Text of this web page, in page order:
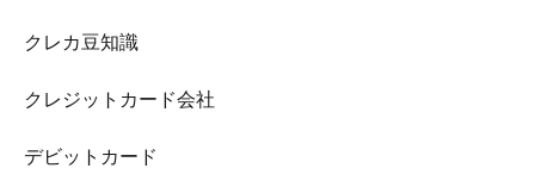
クレカ豆知識
クレジットカード会社
デビットカード